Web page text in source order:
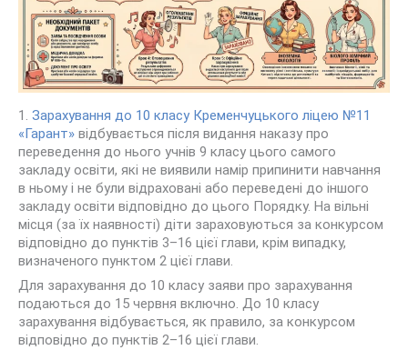
1. Зарахування до 10 класу Кременчуцького ліцею №11
«Гарант» відбувається після видання наказу про
переведення до нього учнів 9 класу цього самого
закладу освіти, які не виявили намір припинити навчання
в ньому і не були відраховані або переведені до іншого
закладу освіти відповідно до цього Порядку. На вільні
місця (за їх наявності) діти зараховуються за конкурсом
відповідно до пунктів 3–16 цієї глави, крім випадку,
визначеного пунктом 2 цієї глави.
Для зарахування до 10 класу заяви про зарахування
подаються до 15 червня включно. До 10 класу
зарахування відбувається, як правило, за конкурсом
відповідно до пунктів 2–16 цієї глави.